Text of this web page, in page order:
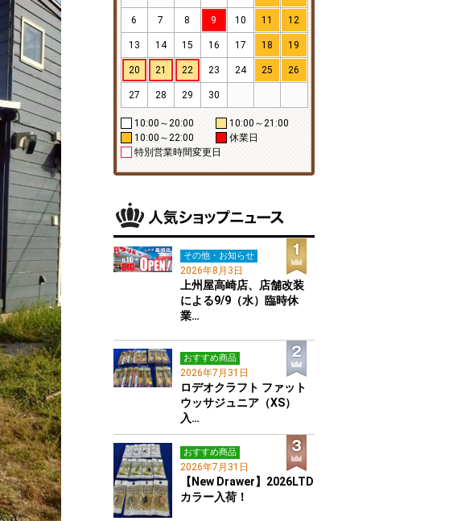
6 7 8 9 10 11 12
13 14 15 16 17 18 19
20 21 22 23 24 25 26
27 28 29 30
10:00～20:00
10:00～21:00
10:00～22:00
休業日
特別営業時間変更日
その他・お知らせ
2026年8月3日
上州屋高崎店、店舗改装
による9/9（水）臨時休
業…
おすすめ商品
2026年7月31日
ロデオクラフト ファット
ウッサジュニア（XS）
入…
おすすめ商品
2026年7月31日
【New Drawer】2026LTD
カラー入荷！